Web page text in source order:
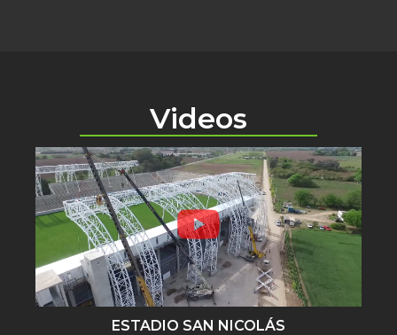
Videos
ESTADIO SAN NICOLÁS